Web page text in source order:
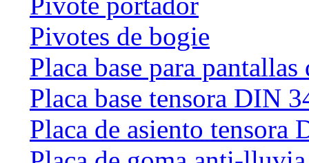
Pivotes de bogie
Placa base para pantallas
Placa base tensora DIN
Placa de asiento tensora